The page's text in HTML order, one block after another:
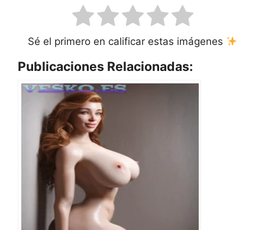
Sé el primero en calificar estas imágenes
Publicaciones Relacionadas: